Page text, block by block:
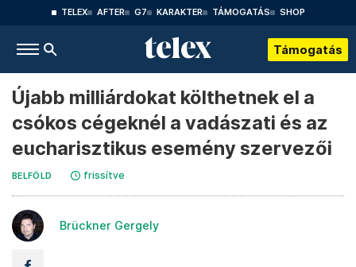
TELEX AFTER G7 KARAKTER TÁMOGATÁS SHOP
Támogatás
Újabb milliárdokat költhetnek el a
csókos cégeknél a vadászati és az
eucharisztikus esemény szervezői
BELFÖLD frissítve
Brückner Gergely